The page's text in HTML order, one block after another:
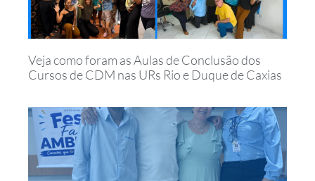
Veja como foram as Aulas de Conclusão dos
Cursos de CDM nas URs Rio e Duque de Caxias